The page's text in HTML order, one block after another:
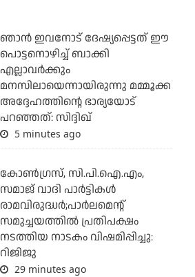
ഞാന്‍ ഇവനോട് ദേഷ്യപ്പെട്ടത് ഈ
പൊട്ടനൊഴിച്ച് ബാക്കി
എല്ലാവര്‍ക്കും
മനസിലായെന്നായിരുന്നു മമ്മൂക്ക
അദ്ദേഹത്തിന്റെ ഭാര്യയോട്
പറഞ്ഞത്: സിദ്ദിഖ്
5 minutes ago
കോണ്‍ഗ്രസ്, സി.പി.ഐ.എം,
സമാജ് വാദി പാര്‍ട്ടികള്‍
രാമവിരുദ്ധര്‍;പാര്‍ലമെന്റ്
സമുച്ചയത്തില്‍ പ്രതിപക്ഷം
നടത്തിയ നാടകം വിഷമിപ്പിച്ചു:
റിജിജു
29 minutes ago